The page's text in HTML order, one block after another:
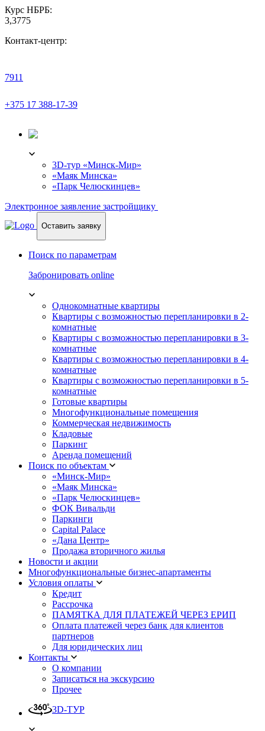
Курс НБРБ:
3,3775
Контакт-центр:
7911
+375 17 388-17-39
3D-тур «Минск-Мир»
«Маяк Минска»
«Парк Челюскинцев»
Электронное заявление застройщику
Оставить заявку
Поиск по параметрам
Забронировать online
Однокомнатные квартиры
Квартиры с возможностью перепланировки в 2-
комнатные
Квартиры с возможностью перепланировки в 3-
комнатные
Квартиры с возможностью перепланировки в 4-
комнатные
Квартиры с возможностью перепланировки в 5-
комнатные
Готовые квартиры
Многофункциональные помещения
Коммерческая недвижимость
Кладовые
Паркинг
Аренда помещений
Поиск по объектам
«Минск-Мир»
«Маяк Минска»
«Парк Челюскинцев»
ФОК Вивальди
Паркинги
Capital Palace
«Дана Центр»
Продажа вторичного жилья
Новости и акции
Многофункциональные бизнес-апартаменты
Условия оплаты
Кредит
Рассрочка
ПАМЯТКА ДЛЯ ПЛАТЕЖЕЙ ЧЕРЕЗ ЕРИП
Оплата платежей через банк для клиентов
партнеров
Для юридических лиц
Контакты
О компании
Записаться на экскурсию
Прочее
3D-ТУР